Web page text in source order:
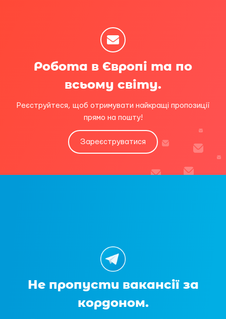
Робота в Європі та по
всьому світу.
Реєструйтеся, щоб отримувати найкращі пропозиції
прямо на пошту!
Зареєструватися
Не пропусти вакансії за
кордоном.